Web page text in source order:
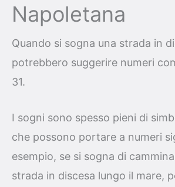
Napoletana
Quando si sogna una strada in
potrebbero suggerire numeri
31.
I sogni sono spesso pieni di
che possono portare a numeri
esempio, se si sogna di
strada in discesa lungo il mare,